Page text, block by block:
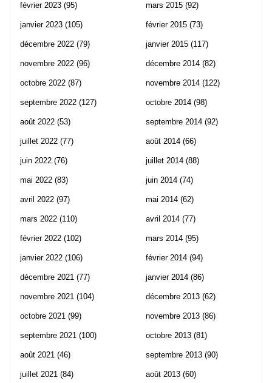
février 2023 (95)
janvier 2023 (105)
décembre 2022 (79)
novembre 2022 (96)
octobre 2022 (87)
septembre 2022 (127)
août 2022 (53)
juillet 2022 (77)
juin 2022 (76)
mai 2022 (83)
avril 2022 (97)
mars 2022 (110)
février 2022 (102)
janvier 2022 (106)
décembre 2021 (77)
novembre 2021 (104)
octobre 2021 (99)
septembre 2021 (100)
août 2021 (46)
juillet 2021 (84)
mars 2015 (92)
février 2015 (73)
janvier 2015 (117)
décembre 2014 (82)
novembre 2014 (122)
octobre 2014 (98)
septembre 2014 (92)
août 2014 (66)
juillet 2014 (88)
juin 2014 (74)
mai 2014 (62)
avril 2014 (77)
mars 2014 (95)
février 2014 (94)
janvier 2014 (86)
décembre 2013 (62)
novembre 2013 (86)
octobre 2013 (81)
septembre 2013 (90)
août 2013 (60)